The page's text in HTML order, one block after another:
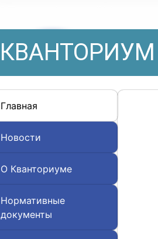
Главная
Новости
О Кванториуме
Нормативные
документы